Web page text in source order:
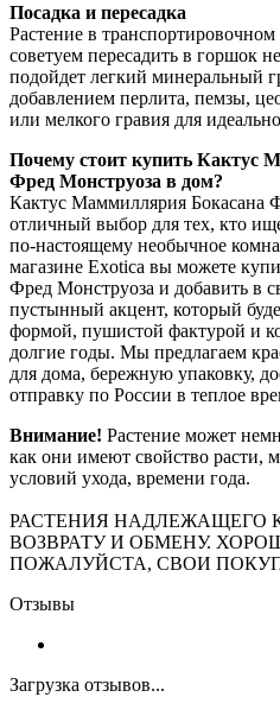
Посадка и пересадка
Растение в
советуем пересадить в горшок
подойдет легкий минеральный
добавлением перлита, пемзы,
или мелкого гравия для
Почему стоит купить Кактус
Фред Монструоза в дом?
Кактус Маммиллярия Бокасана
отличный выбор для тех, кто
по-настоящему необычное
магазине Exotica вы можете
Фред Монструоза и добавить в
пустынный акцент, который
формой, пушистой фактурой и
долгие годы. Мы предлагаем
для дома, бережную упаковку,
отправку по России в теплое
Внимание! Растение может
как они имеют свойство расти,
условий ухода, времени года.
РАСТЕНИЯ НАДЛЕЖАЩЕГО
ВОЗВРАТУ И ОБМЕНУ.
ПОЖАЛУЙСТА, СВОИ
Отзывы
Загрузка отзывов...